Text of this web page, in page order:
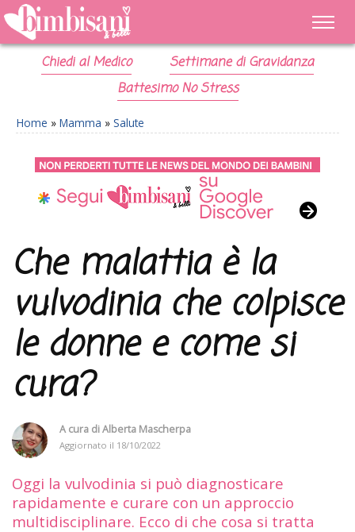
Chiedi al Medico
Settimane di Gravidanza
Battesimo No Stress
Home » Mamma » Salute
Che malattia è la
vulvodinia che colpisce
le donne e come si
cura?
A cura diAlberta Mascherpa
Aggiornato il 18/10/2022
Oggi la vulvodinia si può diagnosticare
rapidamente e curare con un approccio
multidisciplinare. Ecco di che cosa si tratta